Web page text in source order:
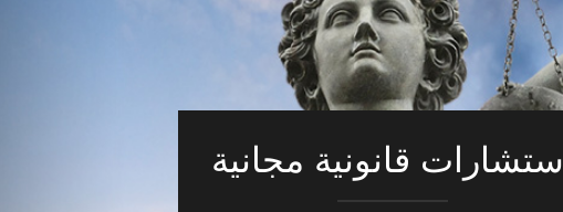
استشارات قانونية مجانية